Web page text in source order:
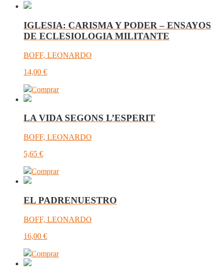
IGLESIA: CARISMA Y PODER – ENSAYOS
DE ECLESIOLOGIA MILITANTE
BOFF, LEONARDO
14,00 €
Comprar
LA VIDA SEGONS L’ESPERIT
BOFF, LEONARDO
5,65 €
Comprar
EL PADRENUESTRO
BOFF, LEONARDO
16,00 €
Comprar